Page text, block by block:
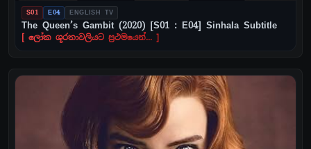
S01 E04 ENGLISH TV
The Queen’s Gambit (2020) [S01 : E04] Sinhala Subtitle
[ ලෝක ශූරතාවලියට ප්‍රථමයෙන්... ]